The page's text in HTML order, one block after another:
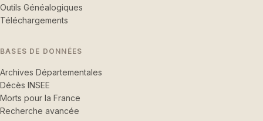
Outils Généalogiques
Téléchargements
BASES DE DONNÉES
Archives Départementales
Décès INSEE
Morts pour la France
Recherche avancée